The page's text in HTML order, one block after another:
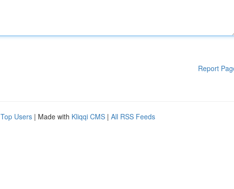
Report
Top Users | Made with Kliqqi CMS | All RSS Feeds